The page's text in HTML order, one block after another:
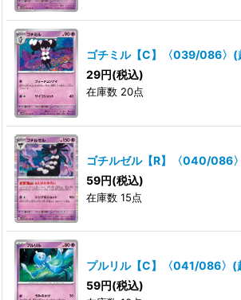
ゴチミル【C】〈039/086〉(
29円(税込)
在庫数 20点
ゴチルゼル【R】〈040/086
59円(税込)
在庫数 15点
プルリル【C】〈041/086〉(
59円(税込)